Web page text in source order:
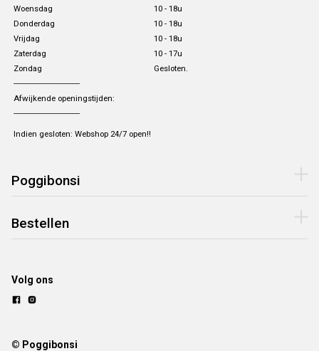
Woensdag
10 - 18u
Donderdag
10 - 18u
Vrijdag
10 - 18u
Zaterdag
10 - 17u
Zondag
Gesloten.
-------------------------------
Afwijkende openingstijden:
-------------------------------
Indien gesloten: Webshop 24/7 open!!
Poggibonsi
Bestellen
Volg ons
© Poggibonsi